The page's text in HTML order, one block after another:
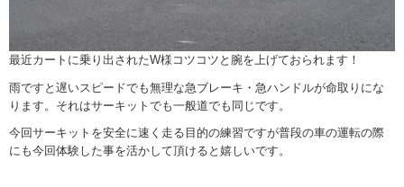
最近カートに乗り出されたW様コツコツと腕を上げておられます！
雨ですと遅いスピードでも無理な急ブレーキ・急ハンドルが命取りにな
ります。それはサーキットでも一般道でも同じです。
今回サーキットを安全に速く走る目的の練習ですが普段の車の運転の際
にも今回体験した事を活かして頂けると嬉しいです。